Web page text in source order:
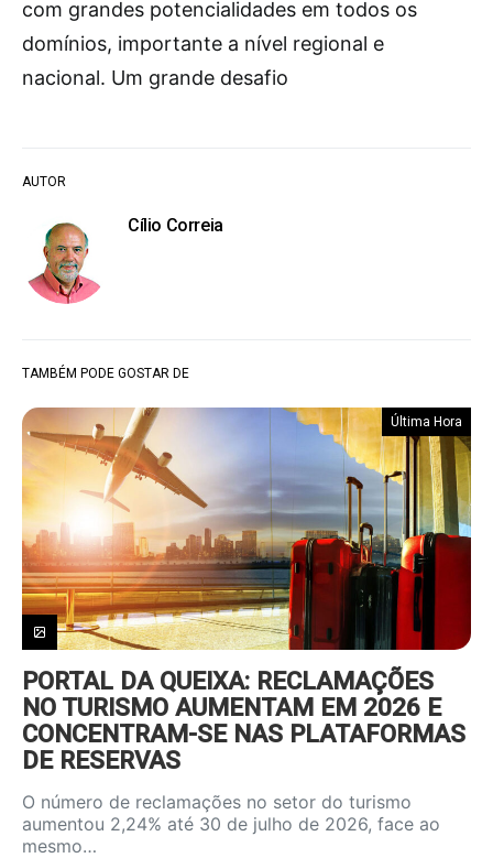
AUTOR
Cílio Correia
com grandes potencialidades em todos os
domínios, importante a nível regional e
nacional. Um grande desafio
TAMBÉM PODE GOSTAR DE
Última Hora
PORTAL DA QUEIXA: RECLAMAÇÕES
NO TURISMO AUMENTAM EM 2026 E
CONCENTRAM-SE NAS PLATAFORMAS
DE RESERVAS
O número de reclamações no setor do turismo
aumentou 2,24% até 30 de julho de 2026, face ao
mesmo…